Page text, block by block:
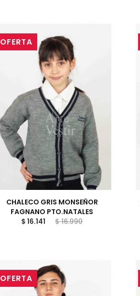
OFERTA
CHALECO GRIS MONSEÑOR
FAGNANO PTO.NATALES
$ 16.141
$ 16.990
OFERTA